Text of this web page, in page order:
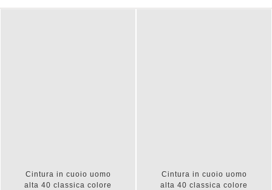
Cintura in cuoio uomo
alta 40 classica colore
Cintura in cuoio uomo
alta 40 classica colore